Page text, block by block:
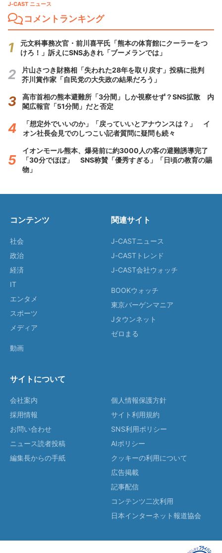
J-CAST ニュース
コメントランキング
元文科事務次官・前川喜平氏「熊本の体育館にクーラーをつ
けろ！」訴えにSNSあきれ「ブーメランでは」
片山さつき財務相「失われた28年を取り戻す」投稿に批判
芥川賞作家「自民党の大失政の結果だろう」
高市首相の熊本避難所「3分間」しか視察せず？SNS拡散 内
閣広報官「51分間」だと否定
「想定外でいいのか」「戻っていいとアナウンスは？」 イ
オン社長会見でのしつこい記者質問に疑問も続々
イオンモール熊本、爆発前に約3000人の客の避難誘導完了
「30分でほぼ」 SNS称賛「優秀すぎる」「日頃の教育の賜
物」
コンテンツ
社会
政治
経済
IT
エンタメ
スポーツ
メディア
動画
関連サイト
J-CASTニュース
J-CASTトレンド
J-CAST会社ウォッチ
BOOKウォッチ
東京バーゲンマニア
Jタウンネット
ゼロまる
サイトについて
会社案内
採用情報
お問い合わせ
ニュース読者投稿
編集長からの手紙
個人情報保護方針
サイト利用規約
SNS利用ポリシー
AIポリシー
クッキーの利用について
広告掲載
記事配信
コンテンツ二次利用
日本インターネット報道協会